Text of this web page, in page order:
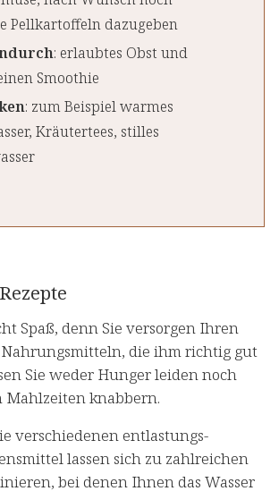
Pellkartoffeln dazugeben
: erlaubtes Obst und
Smoothie
: zum Beispiel warmes
Kräutertees, stilles
Spaß, denn Sie versorgen Ihren
die ihm richtig gut
Sie weder Hunger leiden noch
Mahlzeiten knabbern.
verschiedenen entlastungs-
lassen sich zu zahlreichen
bei denen Ihnen das Wasser